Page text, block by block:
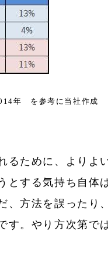
年 を参考に当社作成
るために、よりよ
とする気持ち自体
、方法を誤ったり
す。やり方次第で